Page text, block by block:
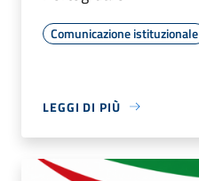
Comunicazione istituzionale
LEGGI DI PIÙ